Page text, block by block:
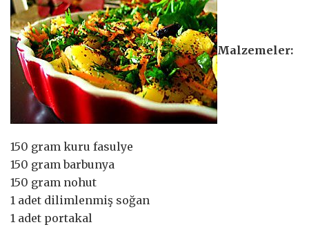
Malzemeler:
150 gram kuru fasulye
150 gram barbunya
150 gram nohut
1 adet dilimlenmiş soğan
1 adet portakal